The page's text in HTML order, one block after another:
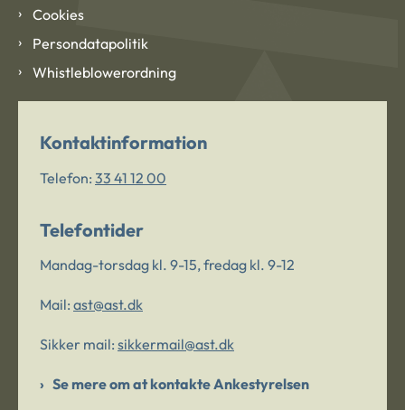
Cookies
Persondatapolitik
Whistleblowerordning
Kontaktinformation
Telefon: 33 41 12 00
Telefontider
Mandag-torsdag kl. 9-15, fredag kl. 9-12
Mail: ast@ast.dk
Sikker mail: sikkermail@ast.dk
Se mere om at kontakte Ankestyrelsen